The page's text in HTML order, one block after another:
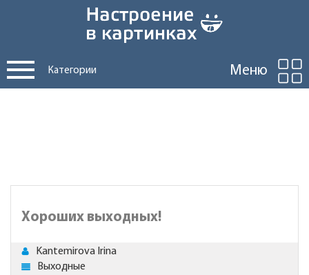
Категории Меню
Хороших выходных!
Kantemirova Irina
Выходные